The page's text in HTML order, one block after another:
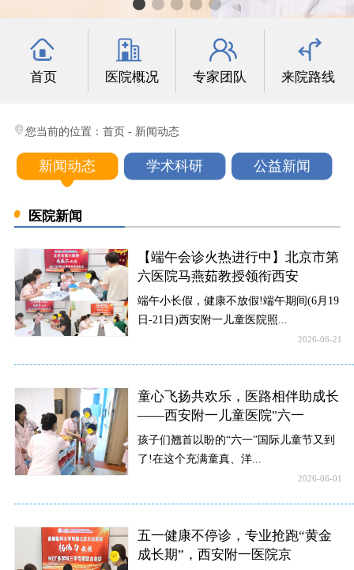
光影纪实
健康科普
联系我们
首页 医院概况 专家团队 来院路线
您当前的位置： 首页 - 新闻动态
新闻动态 学术科研 公益新闻
医院新闻
【端午会诊火热进行中】北京市第
六医院马燕茹教授领衔西安
端午小长假，健康不放假!端午期间(6月19
日-21日)西安附一儿童医院照...
2026-06-21
童心飞扬共欢乐，医路相伴助成长
——西安附一儿童医院"六一
孩子们翘首以盼的“六一”国际儿童节又到
了!在这个充满童真、洋...
2026-06-01
五一健康不停诊，专业抢跑“黄金
成长期”，西安附一医院京